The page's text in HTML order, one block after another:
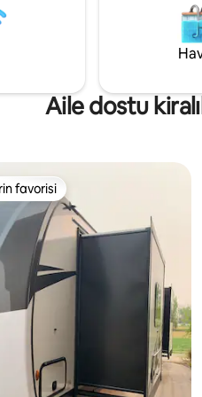
@glampingequalshappiness
Aile dostu
puan, 119 değerlendirme
favorisi
favorisi